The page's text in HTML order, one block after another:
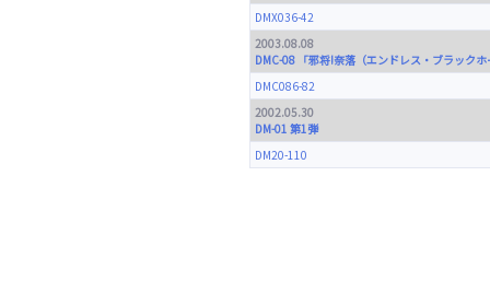
DMX036-42
2003.08.08
DMC-08 「邪将!奈落（エンドレス・ブラック
DMC086-82
2002.05.30
DM-01 第1弾
DM20-110